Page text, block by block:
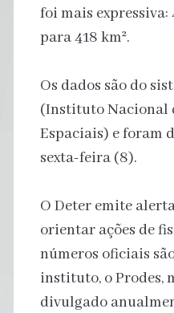
foi mais expressiva:
para 418 km².
Os dados são do
(Instituto Nacional
Espaciais) e foram
sexta-feira (8).
O Deter emite
orientar ações de
números oficiais
instituto, o Prodes,
divulgado